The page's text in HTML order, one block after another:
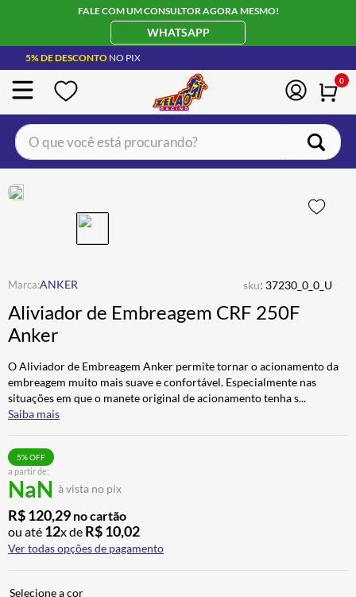
FALE COM UM CONSULTOR AGORA MESMO!
WHATSAPP
5% DE DESCONTO NO PIX
0
O que você está procurando?
ANKER sku: 37230_0_0_U
Aliviador de Embreagem CRF 250F
Anker
O Aliviador de Embreagem Anker permite tornar o acionamento da
embreagem muito mais suave e confortável. Especialmente nas
situações em que o manete original de acionamento tenha s...
Saiba mais
a partir de:
NaN à vista no pix
5% OFF
R$120,29 no cartão
ou até 12x de R$10,02
Ver todas opções de pagamento
BOTA
4º ÓCULOS SOLAR
5º LUVA
6º
7º ALPINESTAR
8º AIROH
9º CALÇA
10º